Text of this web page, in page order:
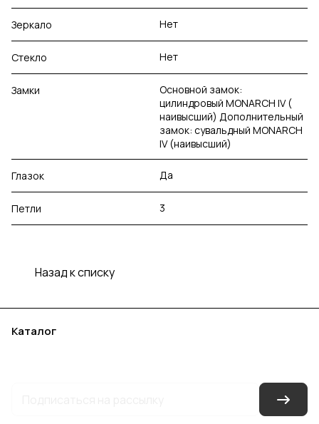
Зеркало Нет
Стекло Нет
Замки
Основной замок:
цилиндровый MONARCH IV (
наивысший) Дополнительный
замок: сувальдный MONARCH
IV (наивысший)
Глазок Да
Петли 3
Назад к списку
Каталог